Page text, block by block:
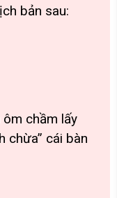
bản sau:
ôm chầm lấy
chừa” cái bàn